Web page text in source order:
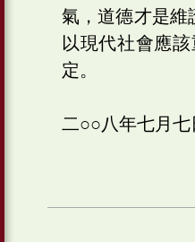
氣，道德才是維
以現代社會應
定。
二○○八年七月七